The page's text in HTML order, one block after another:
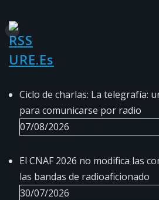
URE.es
Ciclo de charlas: La telegrafía:
para comunicarse por radio
07/08/2026
El CNAF 2026 no modifica las
las bandas de radioaficionado
30/07/2026